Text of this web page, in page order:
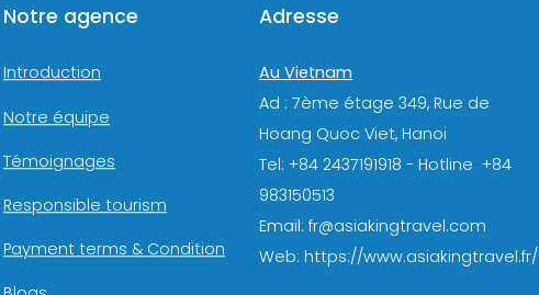
Notre agence
Introduction
Notre équipe
Témoignages
Responsible tourism
Payment terms & Condition
Adresse
Au Vietnam
Ad : 7ème étage 349, Rue de
Hoang Quoc Viet, Hanoi
Tel: +84 2437191918 - Hotline +84
983150513
Email: fr@asiakingtravel.com
Web: https://www.asiakingtravel.fr/